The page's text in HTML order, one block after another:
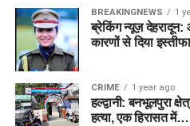
BREAKINGNEWS 1
ब्रेकिंग न्यूज़ देहरादून:
कारणों से दिया
CRIME 1 year ago
हल्द्वानी: बनभूलपुरा
हत्या, एक हिरासत में…